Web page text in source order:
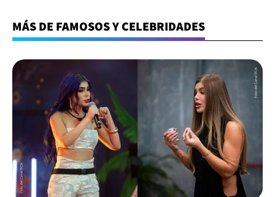
MÁS DE FAMOSOS Y CELEBRIDADES